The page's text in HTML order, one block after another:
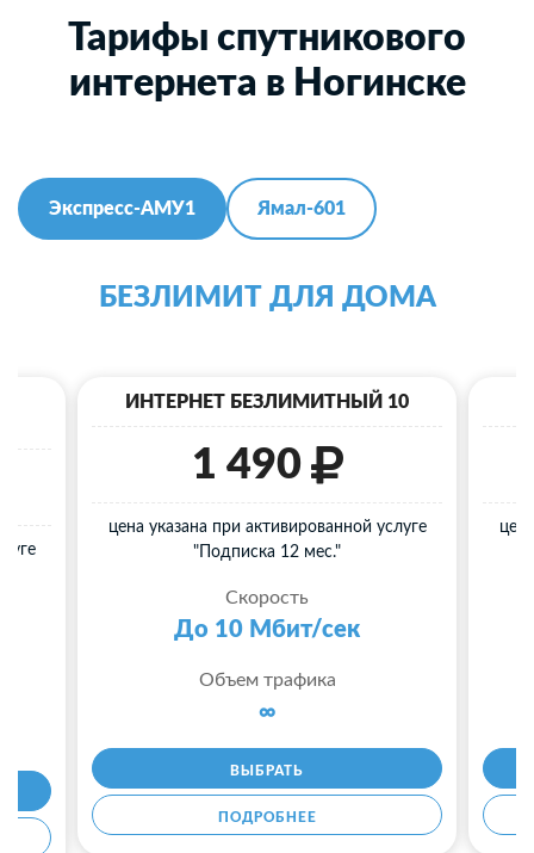
Тарифы спутникового
интернета в Ногинске
Экспресс-АМУ1 Ямал-601
БЕЗЛИМИТ ДЛЯ ДОМА
ИНТЕРНЕТ БЕЗЛИМИТНЫЙ 10
1 490
цена указана при активированной услуге
"Подписка 12 мес."
Скорость
До 10 Мбит/сек
Объем трафика
∞
ВЫБРАТЬ
ПОДРОБНЕЕ